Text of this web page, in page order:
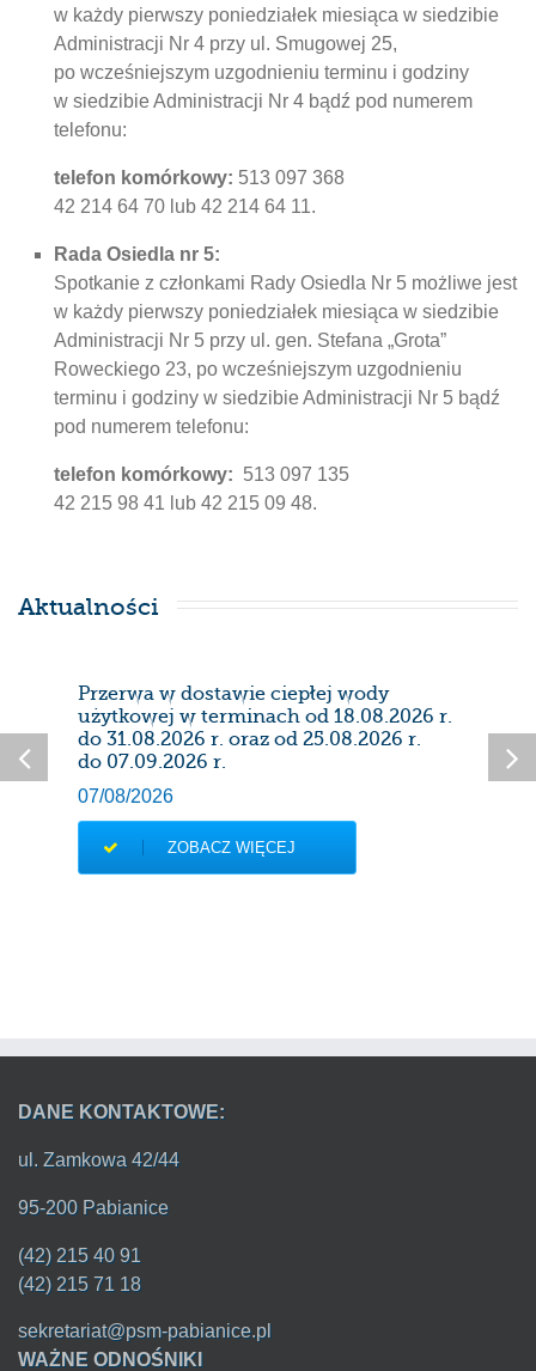
w każdy pierwszy poniedziałek miesiąca w siedzibie
Administracji Nr 4 przy ul. Smugowej 25,
po wcześniejszym uzgodnieniu terminu i godziny
w siedzibie Administracji Nr 4 bądź pod numerem
telefonu:
telefon komórkowy: 513 097 368
42 214 64 70 lub 42 214 64 11.
Rada Osiedla nr 5:
Spotkanie z członkami Rady Osiedla Nr 5 możliwe jest
w każdy pierwszy poniedziałek miesiąca w siedzibie
Administracji Nr 5 przy ul. gen. Stefana „Grota”
Roweckiego 23, po wcześniejszym uzgodnieniu
terminu i godziny w siedzibie Administracji Nr 5 bądź
pod numerem telefonu:
telefon komórkowy: 513 097 135
42 215 98 41 lub 42 215 09 48.
Aktualności
Przerwa w dostawie ciepłej wody
użytkowej w terminach od 18.08.2026 r.
do 31.08.2026 r. oraz od 25.08.2026 r.
do 07.09.2026 r.
07/08/2026
ZOBACZ WIĘCEJ
DANE KONTAKTOWE:
ul. Zamkowa 42/44
95-200 Pabianice
(42) 215 40 91
(42) 215 71 18
sekretariat@psm-pabianice.pl
WAŻNE ODNOŚNIKI